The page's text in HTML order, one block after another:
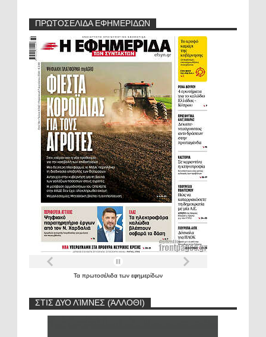
ΠΡΩΤΟΣΕΛΙΔΑ ΕΦΗΜΕΡΙΔΩΝ
Τα πρωτοσέλιδα των εφημερίδων
ΣΤΙΣ ΔΥΟ ΛΊΜΝΕΣ (ΆΛΛΟΘΙ)